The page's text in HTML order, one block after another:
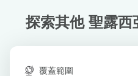
探索其他 聖露西
覆蓋範圍